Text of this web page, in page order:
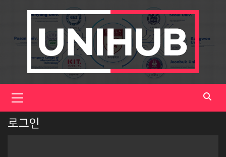
Menu
로그인